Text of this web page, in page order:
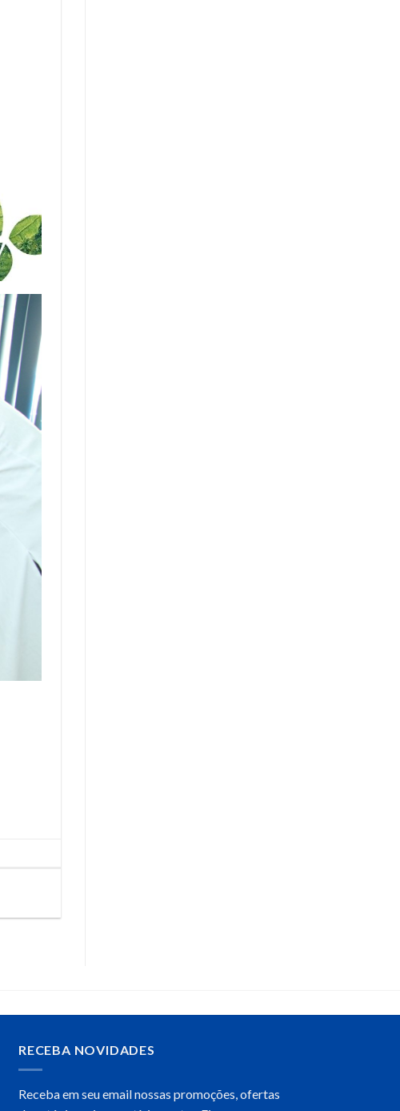
RECEBA NOVIDADES
Receba em seu email nossas promoções, ofertas